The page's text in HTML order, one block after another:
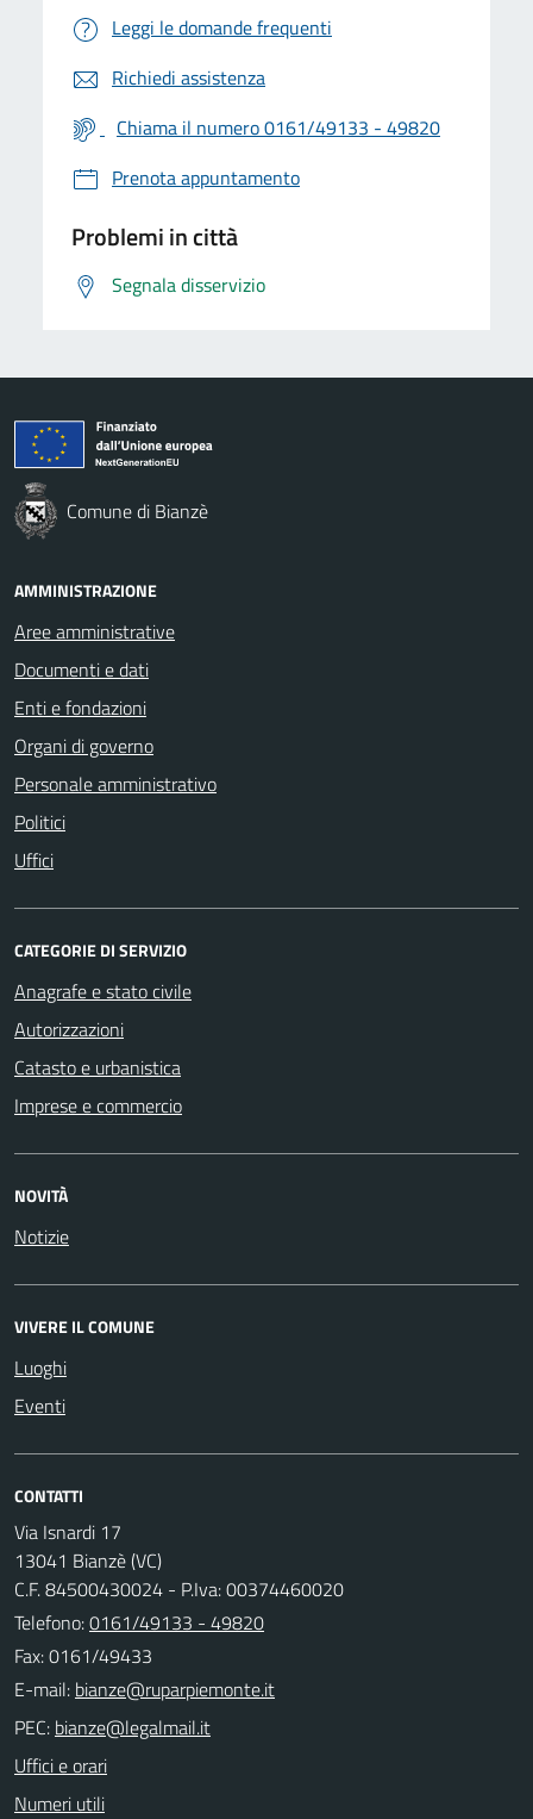
Leggi le domande frequenti
Richiedi assistenza
Chiama il numero 0161/49133 - 49820
Prenota appuntamento
Problemi in città
Segnala disservizio
Comune di Bianzè
AMMINISTRAZIONE
Aree amministrative
Documenti e dati
Enti e fondazioni
Organi di governo
Personale amministrativo
Politici
Uffici
CATEGORIE DI SERVIZIO
Anagrafe e stato civile
Autorizzazioni
Catasto e urbanistica
Imprese e commercio
NOVITÀ
Notizie
VIVERE IL COMUNE
Luoghi
Eventi
CONTATTI
Via Isnardi 17
13041 Bianzè (VC)
C.F. 84500430024 - P.Iva: 00374460020
Telefono:0161/49133 - 49820
Fax: 0161/49433
E-mail:
PEC:
Uffici e orari
Numeri utili